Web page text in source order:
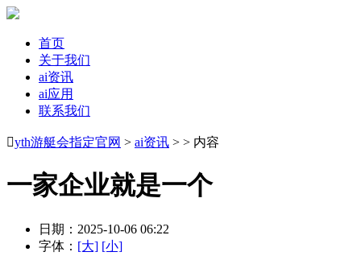
首页
关于我们
ai资讯
ai应用
联系我们
yth游艇会指定官网 > ai资讯 > > 内容
一家企业就是一个
日期：2025-10-06 06:22
字体： [大] [小]